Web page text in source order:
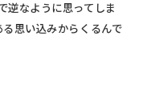
逆なように思ってしま
思い込みからくるんで